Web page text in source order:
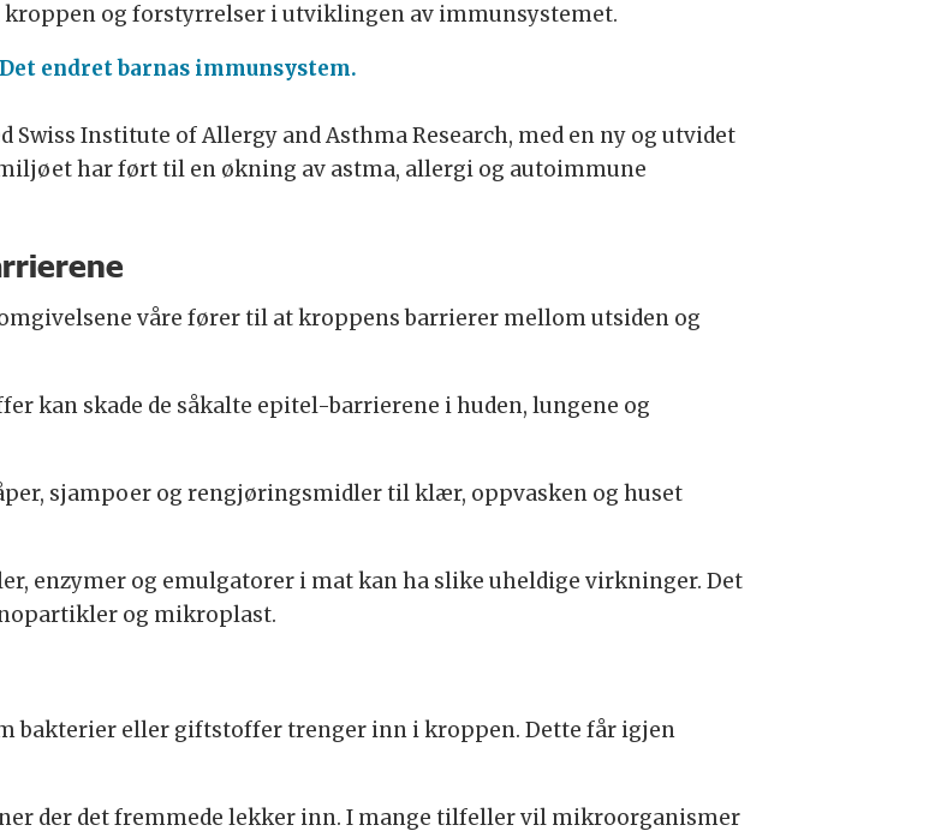
og forstyrrelser i utviklingen av immunsystemet.
endret barnas immunsystem.
Institute of Allergy and Asthma Research, med en ny og utvidet
har ført til en økning av astma, allergi og autoimmune
våre fører til at kroppens barrierer mellom utsiden og
kan skade de såkalte epitel-barrierene i huden, lungene og
sjampoer og rengjøringsmidler til klær, oppvasken og huset
enzymer og emulgatorer i mat kan ha slike uheldige virkninger. Det
og mikroplast.
bakterier eller giftstoffer trenger inn i kroppen. Dette får igjen
der det fremmede lekker inn. I mange tilfeller vil mikroorganismer